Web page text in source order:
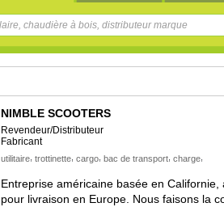
NIMBLE SCOOTERS
Revendeur/Distributeur
Fabricant
utilitaire, trottinette, cargo, bac de transport, charge,
Entreprise américaine basée en
pour livraison en Europe. Nous faisons la